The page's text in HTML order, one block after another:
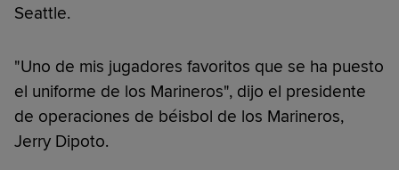
Seattle.
"Uno de mis jugadores favoritos que se ha puesto
el uniforme de los Marineros", dijo el presidente
de operaciones de béisbol de los Marineros,
Jerry Dipoto.